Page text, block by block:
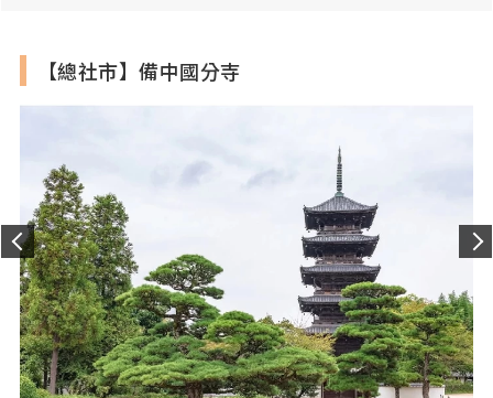
公休日
全年無休
【總社市】備中國分寺